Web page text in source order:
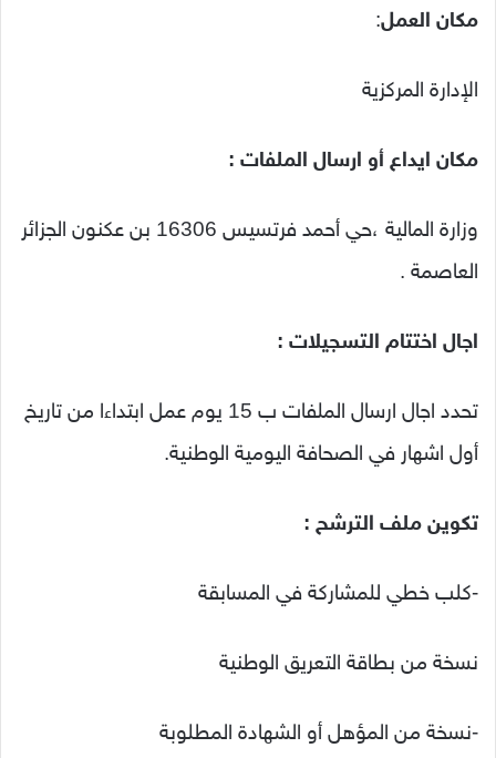
مكان العمل:
الإدارة المركزية
مكان ايداع أو ارسال الملفات :
وزارة المالية ،حي أحمد فرتسيس 16306 بن عكنون الجزائر
العاصمة .
اجال اختتام التسجيلات :
تحدد اجال ارسال الملفات ب 15 يوم عمل ابتداءا من تاريخ
أول اشهار في الصحافة اليومية الوطنية.
تكوين ملف الترشح :
-كلب خطي للمشاركة في المسابقة
نسخة من بطاقة التعريق الوطنية
-نسخة من المؤهل أو الشهادة المطلوبة